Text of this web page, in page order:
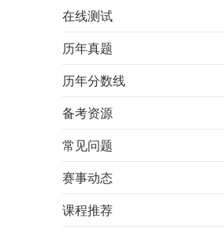
在线测试
历年真题
历年分数线
备考资源
常见问题
赛事动态
课程推荐